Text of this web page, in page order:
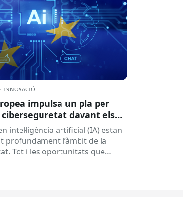
· INNOVACIÓ
impulsa un pla per
davant els
intel·ligència artificial
intel·ligència artificial (IA) estan
profundament l’àmbit de la
Tot i les oportunitats que